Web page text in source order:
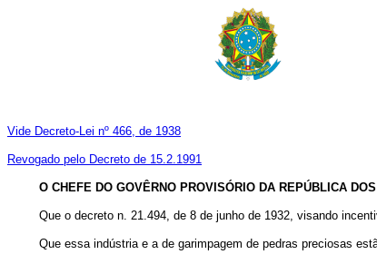
Vide Decreto-Lei nº 466, de 1938
Revogado pelo Decreto de 15.2.1991
O CHEFE DO GOVÊRNO PROVISÓRIO DA REPÚBLICA
Que o decreto n. 21.494, de 8 de junho de 1932, visando
Que essa indústria e a de garimpagem de pedras preciosas